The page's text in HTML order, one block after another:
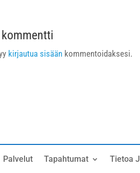
kirjautua sisään kommentoidaksesi.
Palvelut Tapahtumat Tietoa